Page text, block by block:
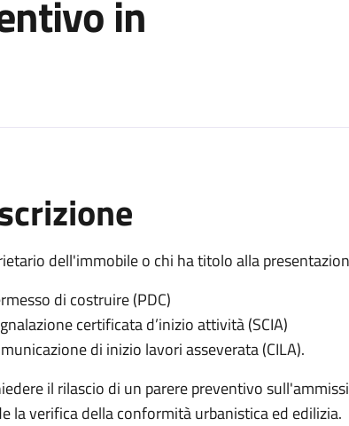
in
dell'immobile o chi ha titolo alla
di costruire (PDC)
certificata d’inizio attività (SCIA)
di inizio lavori asseverata (CILA).
il rilascio di un parere preventivo
la verifica della conformità urbanistica ed edilizia.